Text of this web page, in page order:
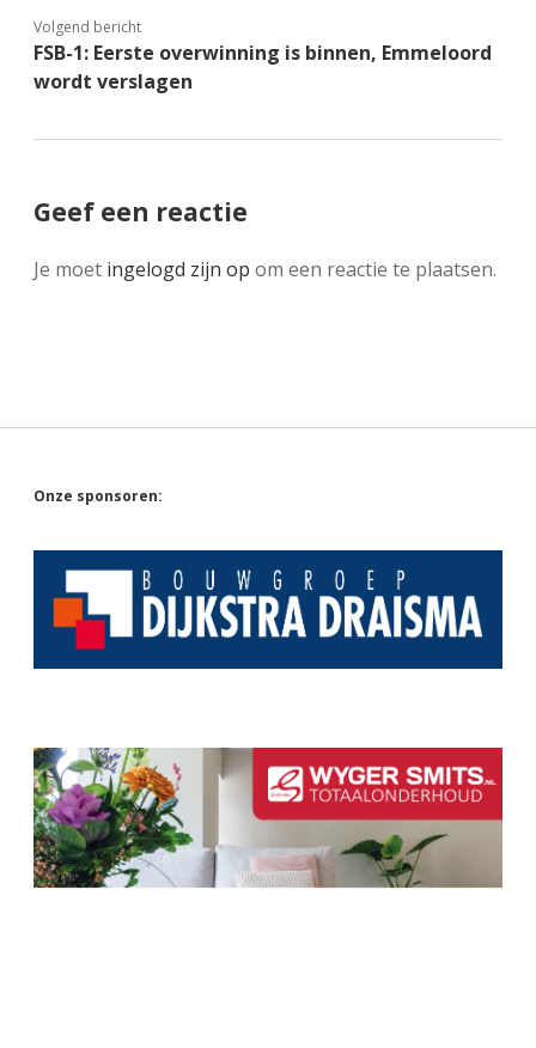
Volgend bericht
FSB-1: Eerste overwinning is binnen, Emmeloord
wordt verslagen
Geef een reactie
Je moet ingelogd zijn op om een reactie te plaatsen.
Sidebar
Onze sponsoren: